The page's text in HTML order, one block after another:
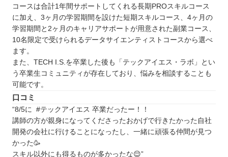
トライ式プログラミング教室
茨城で自分に合ったプログラミングスクールを見
つけよう
を探したい⭐️
北海道 / 東北
中部
近畿
中国
コースは合計1年間サポートしてくれる長期PROスキルコース
に加え、3ヶ月の学習期間を設けた短期スキルコース、4ヶ月の
学習期間と2ヶ月のキャリアサポートが用意された副業コース、
10名限定で受けられるデータサイエンティストコースから選べ
ます。
また、TECH I.S.を卒業した後も「テックアイエス・ラボ」とい
う卒業生コミュニティが存在しており、悩みを相談することも
可能です。
口コミ
“8/5に #テックアイエス 卒業だったー！！
講師の方が親身になってくださったおかげで行きたかった自社
開発の会社に行けることになったし、一緒に頑張る仲間が見つ
かった🥳
スキル以外にも得るものが多かったな😌”